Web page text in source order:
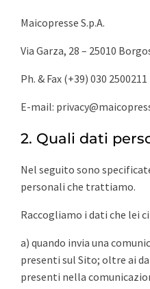
Maicopresse S.p.A.
Via Garza, 28 – 25010
Ph. & Fax (+39) 030 2500211
E-mail:
2. Quali dati
Nel seguito sono
personali che trattiamo.
Raccogliamo i dati che lei
a) quando invia una
presenti sul Sito; oltre ai
presenti nella